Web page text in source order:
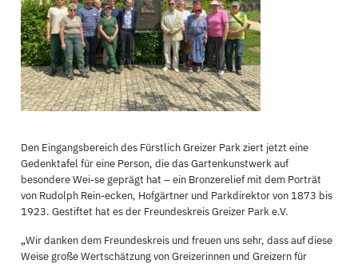
Den Eingangsbereich des Fürstlich Greizer Park ziert jetzt eine
Gedenktafel für eine Person, die das Gartenkunstwerk auf
besondere Wei-se geprägt hat – ein Bronzerelief mit dem Porträt
von Rudolph Rein-ecken, Hofgärtner und Parkdirektor von 1873 bis
1923. Gestiftet hat es der Freundeskreis Greizer Park e.V.
„Wir danken dem Freundeskreis und freuen uns sehr, dass auf diese
Weise große Wertschätzung von Greizerinnen und Greizern für